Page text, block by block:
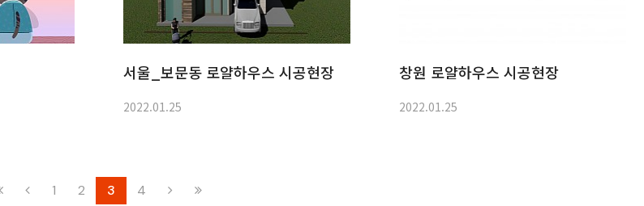
서울_보문동 로얄하우스 시공현장
2022.01.25
창원 로얄하우스 시공현장
2022.01.25
1 2 3 4